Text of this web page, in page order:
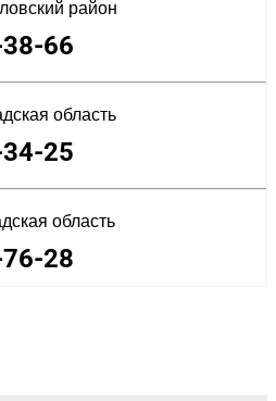
район
66
область
25
область
28